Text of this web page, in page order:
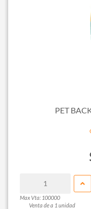
PET
Max Vta: 100000
Venta de a 1 unidad